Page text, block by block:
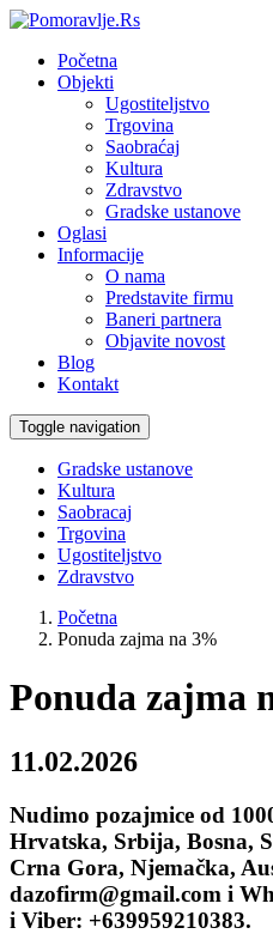
Početna
Objekti
Ugostiteljstvo
Trgovina
Saobraćaj
Kultura
Zdravstvo
Gradske ustanove
Oglasi
Informacije
O nama
Predstavite firmu
Baneri partnera
Objavite novost
Blog
Kontakt
Toggle navigation
Gradske ustanove
Kultura
Saobracaj
Trgovina
Ugostiteljstvo
Zdravstvo
Početna
Ponuda zajma na 3%
Ponuda zajma
11.02.2026
Nudimo pozajmice od
Hrvatska, Srbija, Bosna,
Crna Gora, Njemačka,
dazofirm@gmail.com i
i Viber: +639959210383.